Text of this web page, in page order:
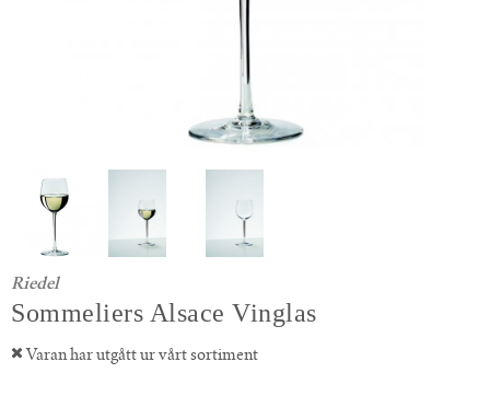
Riedel
Sommeliers Alsace Vinglas
Varan har utgått ur vårt sortiment